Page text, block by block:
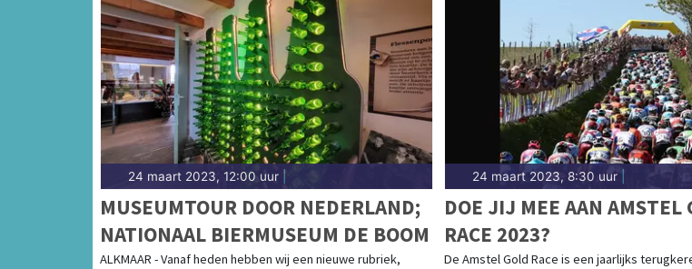
24 maart 2023, 12:00 uur
MUSEUMTOUR DOOR NEDERLAND;
NATIONAAL BIERMUSEUM DE BOOM
ALKMAAR - Vanaf heden hebben wij een nieuwe rubriek,
24 maart 2023, 8:30 uur|
DOE JIJ MEE AAN AMSTEL
RACE 2023?
De Amstel Gold Race is een jaarlijks